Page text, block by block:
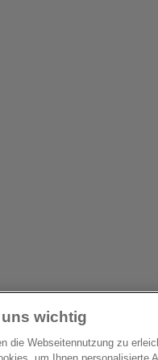
wichtig
die Webseitennutzung zu